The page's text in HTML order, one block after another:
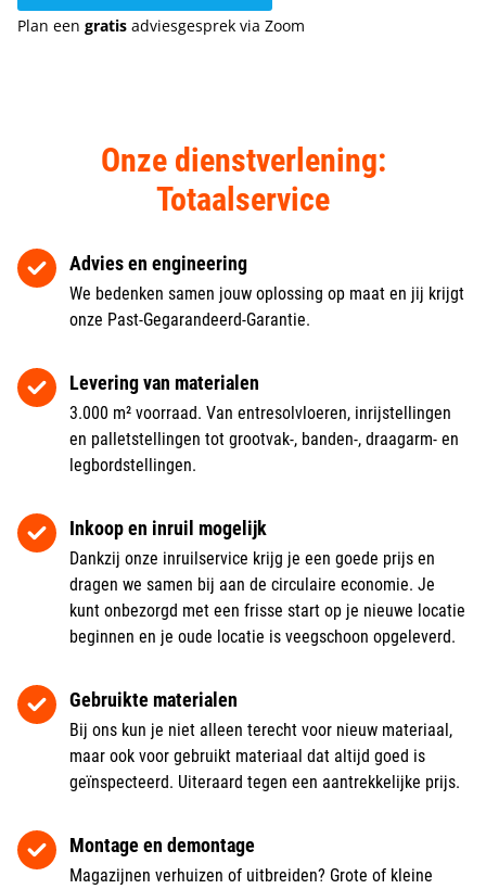
Plan een gratis adviesgesprek via Zoom
Onze dienstverlening:
Totaalservice
Advies en engineering
We bedenken samen jouw oplossing op maat en jij krijgt
onze Past-Gegarandeerd-Garantie.
Levering van materialen
3.000 m² voorraad. Van entresolvloeren, inrijstellingen
en palletstellingen tot grootvak-, banden-, draagarm- en
legbordstellingen.
Inkoop en inruil mogelijk
Dankzij onze inruilservice krijg je een goede prijs en
dragen we samen bij aan de circulaire economie. Je
kunt onbezorgd met een frisse start op je nieuwe locatie
beginnen en je oude locatie is veegschoon opgeleverd.
Gebruikte materialen
Bij ons kun je niet alleen terecht voor nieuw materiaal,
maar ook voor gebruikt materiaal dat altijd goed is
geïnspecteerd. Uiteraard tegen een aantrekkelijke prijs.
Montage en demontage
Magazijnen verhuizen of uitbreiden? Grote of kleine